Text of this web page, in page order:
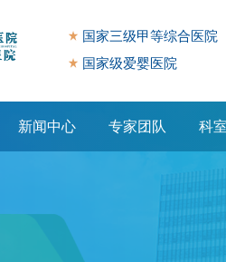
国家三级甲等综合医院
国家级爱婴医院
新闻中心 专家团队 科